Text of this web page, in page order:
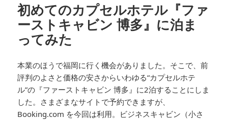
初めてのカプセルホテル『ファ
ーストキャビン 博多』に泊ま
ってみた
本業のほうで福岡に行く機会がありました。そこで、前
評判のよさと価格の安さからいわゆる“カプセルホテ
ル”の『ファーストキャビン 博多』に2泊することにしま
した。さまざまなサイトで予約できますが、
Booking.com を今回は利用。ビジネスキャビン（小さ